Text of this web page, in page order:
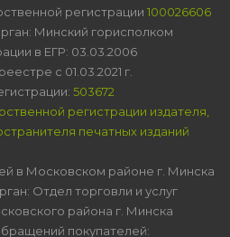
регистрации 100026606
Минский горисполком
в ЕГР: 03.03.2006
с 01.03.2021 г.
503672
регистрации издателя,
печатных изданий
в Московском районе г. Минска
Отдел торговли и услуг
района г. Минска
покупателей: